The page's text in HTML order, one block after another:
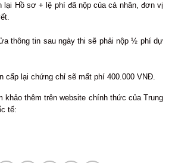
lại Hồ sơ + lệ phí đã nộp của cá nhân, đơn vị
thông tin sau ngày thi sẽ phải nộp ½ phí dự
cấp lại chứng chỉ sẽ mất phí 400.000 VNĐ.
khảo thêm trên website chính thức của Trung
tế: